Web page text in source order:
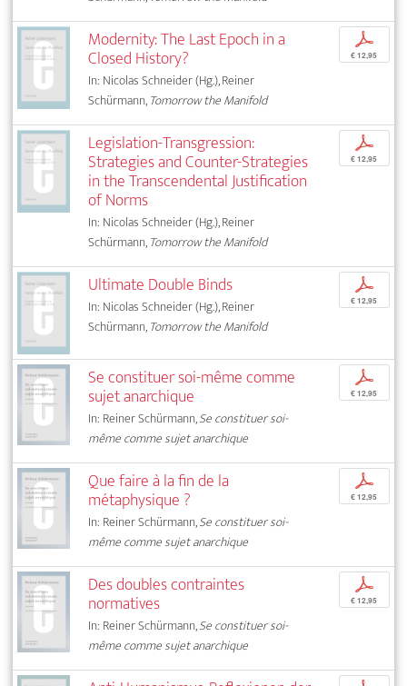
Modernity: The Last Epoch in a
Closed History?
In: Nicolas Schneider (Hg.), Reiner
Schürmann,Tomorrow the Manifold
p
€ 12,95
Legislation-Transgression:
Strategies and Counter-Strategies
in the Transcendental Justification
of Norms
In: Nicolas Schneider (Hg.), Reiner
Schürmann,Tomorrow the Manifold
p
€ 12,95
Ultimate Double Binds
In: Nicolas Schneider (Hg.), Reiner
Schürmann,Tomorrow the Manifold
p
€ 12,95
Se constituer soi-même comme
sujet anarchique
In: Reiner Schürmann,Se constituer soi-
même comme sujet anarchique
p
€ 12,95
Que faire à la fin de la
métaphysique ?
In: Reiner Schürmann,Se constituer soi-
même comme sujet anarchique
p
€ 12,95
Des doubles contraintes
normatives
In: Reiner Schürmann,Se constituer soi-
même comme sujet anarchique
p
€ 12,95